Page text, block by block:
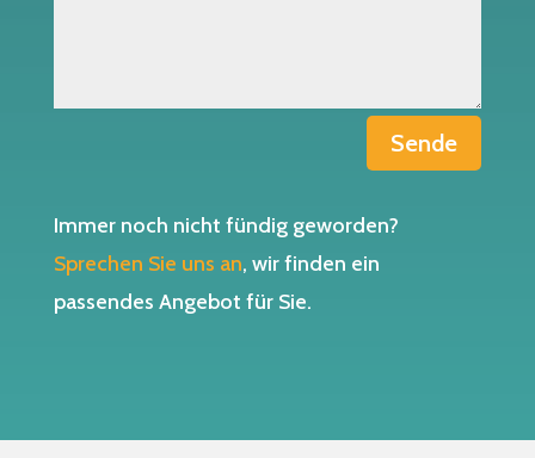
Sende
Immer noch nicht fündig geworden?
Sprechen Sie uns an, wir finden ein
passendes Angebot für Sie.